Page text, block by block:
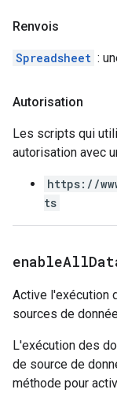
Renvois
Spreadsheet :
Autorisation
Les scripts qui
autorisation avec
https://
ts
enableAll
Active l'exécution
sources de
L'exécution des
de source de
méthode pour